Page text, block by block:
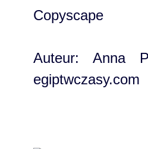
Auteur: Anna
egiptwczasy.com